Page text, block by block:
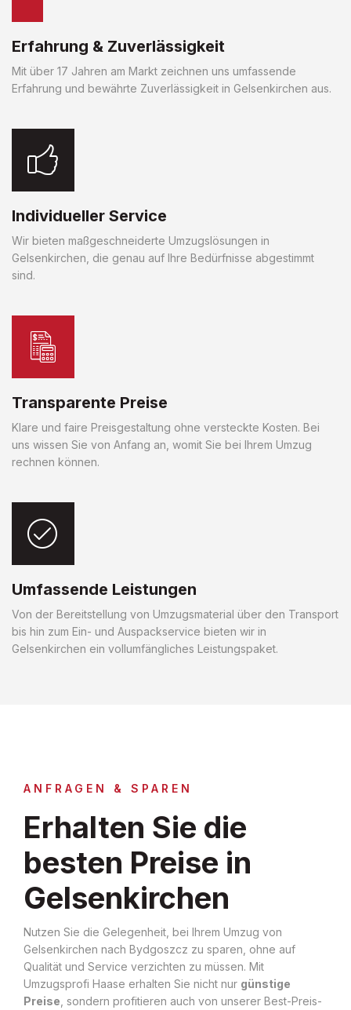
Erfahrung & Zuverlässigkeit
Mit über 17 Jahren am Markt zeichnen uns umfassende
Erfahrung und bewährte Zuverlässigkeit in Gelsenkirchen aus.
Individueller Service
Wir bieten maßgeschneiderte Umzugslösungen in
Gelsenkirchen, die genau auf Ihre Bedürfnisse abgestimmt
sind.
Transparente Preise
Klare und faire Preisgestaltung ohne versteckte Kosten. Bei
uns wissen Sie von Anfang an, womit Sie bei Ihrem Umzug
rechnen können.
Umfassende Leistungen
Von der Bereitstellung von Umzugsmaterial über den Transport
bis hin zum Ein- und Auspackservice bieten wir in
Gelsenkirchen ein vollumfängliches Leistungspaket.
ANFRAGEN & SPAREN
Erhalten Sie die
besten Preise in
Gelsenkirchen
Nutzen Sie die Gelegenheit, bei Ihrem Umzug von
Gelsenkirchen nach Bydgoszcz zu sparen, ohne auf
Qualität und Service verzichten zu müssen. Mit
Umzugsprofi Haase erhalten Sie nicht nur günstige
Preise , sondern profitieren auch von unserer Best-Preis-